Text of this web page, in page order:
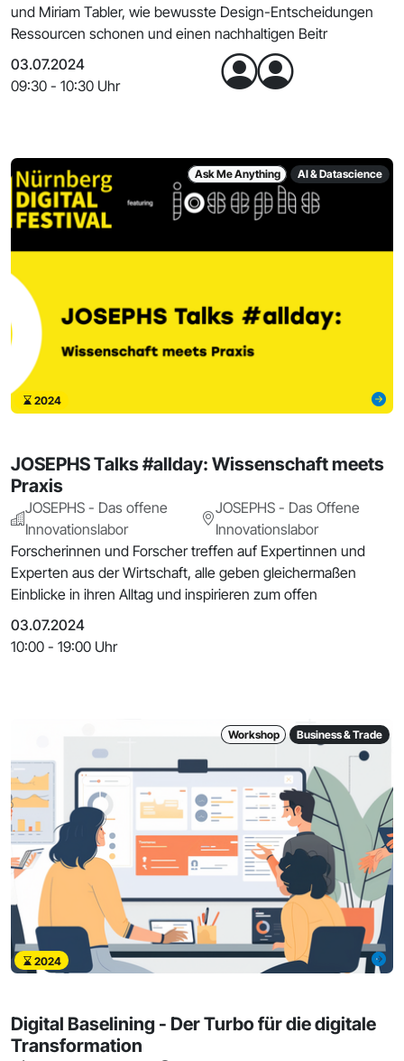
und Miriam Tabler, wie bewusste Design-Entscheidungen
Ressourcen schonen und einen nachhaltigen Beitr
03.07.2024
09:30 - 10:30 Uhr
Ask Me Anything AI & Datascience
2024
JOSEPHS Talks #allday: Wissenschaft meets
Praxis
JOSEPHS - Das offene
Innovationslabor
JOSEPHS - Das Offene
Innovationslabor
Forscherinnen und Forscher treffen auf Expertinnen und
Experten aus der Wirtschaft, alle geben gleichermaßen
Einblicke in ihren Alltag und inspirieren zum offen
03.07.2024
10:00 - 19:00 Uhr
Workshop Business & Trade
2024
Digital Baselining - Der Turbo für die digitale
Transformation